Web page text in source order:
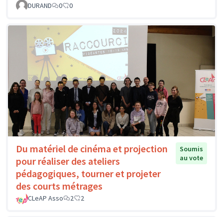
DURAND 0 0
Du matériel de cinéma et projection
pour réaliser des ateliers
pédagogiques, tourner et projeter
des courts métrages
Soumis
au vote
CLeAP Asso 2 2